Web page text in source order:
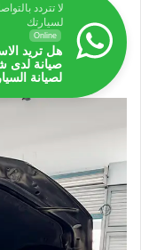
لا تتردد
لسيارتك
Online
هل تريد
صيانة لدى
لصيانة